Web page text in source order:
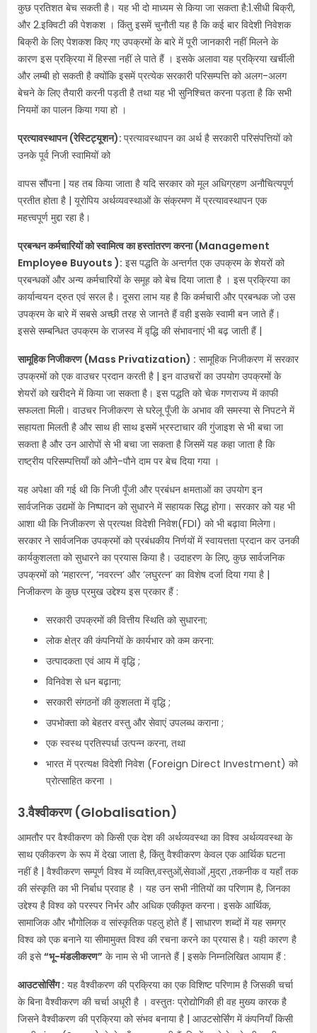
कुछ प्रतिशत बेच सकती है। यह भी दो माध्यम से किया जा सकता है:1.सीधी बिक्री,
और 2.इक्विटी की पेशकश । किंतु इसमें चुनौती यह है कि कई बार विदेशी निवेशक
बिक्री के लिए पेशकश किए गए उपक्रमों के बारे में पूरी जानकारी नहीं मिलने के
कारण इस प्रक्रिया में हिस्सा नहीं ले पाते हैं । इसके अलावा यह प्रक्रिया खर्चीली
और लम्बी हो सकती है क्योंकि इसमें प्रत्येक सरकारी परिसम्पत्ति को अलग-अलग
बेचने के लिए तैयारी करनी पड़ती है तथा यह भी सुनिश्चित करना पड़ता है कि सभी
नियमों का पालन किया गया हो ।
प्रत्यावस्थापन (रेस्टिट्यूशन): प्रत्यावस्थापन का अर्थ है सरकारी परिसंपत्तियों को
उनके पूर्व निजी स्वामियों को
वापस सौंपना | यह तब किया जाता है यदि सरकार को मूल अधिग्रहण अनौचित्यपूर्ण
प्रतीत होता है | यूरोपिय अर्थव्यवस्थाओं के संक्रमण में प्रत्यावस्थापन एक
महत्त्वपूर्ण मुद्दा रहा है।
प्रबन्धन कर्मचारियों को स्वामित्व का हस्तांतरण करना (Management
Employee Buyouts ): इस पद्धति के अन्तर्गत एक उपक्रम के शेयरों को
प्रबन्धकों और अन्य कर्मचारियों के समूह को बेच दिया जाता है । इस प्रक्रिया का
कार्यान्वयन द्रुत एवं सरल है। दूसरा लाभ यह है कि कर्मचारी और प्रबन्धक जो उस
उपक्रम के बारे में सबसे अच्छी तरह से जानते हैं वही इसके स्वामी बन जाते हैं।
इससे सम्बन्धित उपक्रम के राजस्व में वृद्धि की संभावनाएं भी बढ़ जाती हैं |
सामूहिक निजीकरण (Mass Privatization) : सामूहिक निजीकरण में सरकार
उपक्रमों को एक वाउचर प्रदान करती है | इन वाउचरों का उपयोग उपक्रमों के
शेयरों को खरीदने में किया जा सकता है। इस पद्धति को चेक गणराज्य में काफी
सफलता मिली। वाउचर निजीकरण से घरेलू पूँजी के अभाव की समस्या से निपटने में
सहायता मिलती है और साथ ही साथ इसमें भ्रस्टाचार की गुंजाइश से भी बचा जा
सकता है और उन आरोपों से भी बचा जा सकता है जिसमें यह कहा जाता है कि
राष्ट्रीय परिसम्पत्तियाँ को औने-पौने दाम पर बेच दिया गया ।
यह अपेक्षा की गई थी कि निजी पूँजी और प्रबंधन क्षमताओं का उपयोग इन
सार्वजनिक उद्यमों के निष्पादन को सुधारने में सहायक सिद्ध होगा। सरकार को यह भी
आशा थी कि निजीकरण से प्रत्यक्ष विदेशी निवेश(FDI) को भी बढ़ावा मिलेगा।
सरकार ने सार्वजनिक उपक्रमों को प्रबंधकीय निर्णयों में स्वायत्तता प्रदान कर उनकी
कार्यकुशलता को सुधारने का प्रयास किया है। उदाहरण के लिए, कुछ सार्वजनिक
उपक्रमों को ‘महारत्न’, ‘नवरत्न’ और ‘लघुरत्न’ का विशेष दर्जा दिया गया है |
निजीकरण के कुछ प्रमुख उद्देश्य इस प्रकार हैं :
सरकारी उपक्रमों की वित्तीय स्थिति को सुधारना;
लोक क्षेत्र की कंपनियों के कार्यभार को कम करना:
उत्पादकता एवं आय में वृद्धि ;
विनिवेश से धन बढ़ाना;
सरकारी संगठनों की कुशलता में वृद्धि ;
उपभोक्ता को बेहतर वस्तु और सेवाएं उपलब्ध कराना ;
एक स्वस्थ प्रतिस्पर्धा उत्पन्न करना, तथा
भारत में प्रत्यक्ष विदेशी निवेश (Foreign Direct Investment) को
प्रोत्साहित करना ।
3.वैश्वीकरण (Globalisation)
आमतौर पर वैश्वीकरण को किसी एक देश की अर्थव्यवस्था का विश्व अर्थव्यवस्था के
साथ एकीकरण के रूप में देखा जाता है, किंतु वैश्वीकरण केवल एक आर्थिक घटना
नहीं है | वैश्वीकरण सम्पूर्ण विश्व में व्यक्ति,वस्तुओं,सेवाओं ,मुद्रा ,तकनीक व यहाँ तक
की संस्कृति का भी निर्बाध प्रवाह है । यह उन सभी नीतियों का परिणाम है, जिनका
उद्देश्य है विश्व को परस्पर निर्भर और अधिक एकीकृत करना। इसके आर्थिक,
सामाजिक और भौगोलिक व सांस्कृतिक पहलु होते हैं | साधारण शब्दों में यह समग्र
विश्व को एक बनाने या सीमामुक्त विश्व की रचना करने का प्रयास है। यही कारण है
की इसे“भू-मंडलीकरण” के नाम से भी जानते हैं | इसके निम्नलिखित आयाम हैं :
आउटसोर्सिंग : यह वैश्वीकरण की प्रक्रिया का एक विशिष्ट परिणाम है जिसकी चर्चा
के बिना वैश्वीकरण की चर्चा अधूरी है । वस्तुतः प्रोद्योगिकी ही वह मुख्य कारक है
जिसने वैश्वीकरण की प्रक्रिया को संभव बनाया है | आउटसोर्सिंग में कंपनियाँ किसी